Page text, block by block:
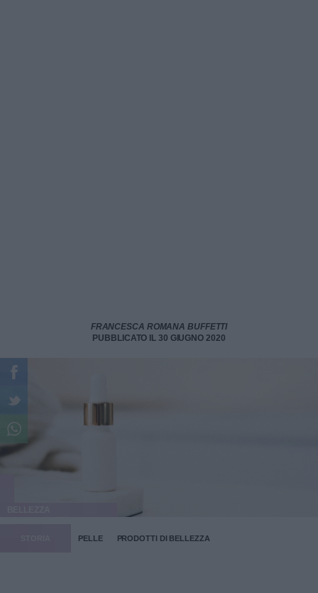
FRANCESCA ROMANA BUFFETTI
PUBBLICATO IL 30 GIUGNO 2020
PELLE PRODOTTI DI BELLEZZA